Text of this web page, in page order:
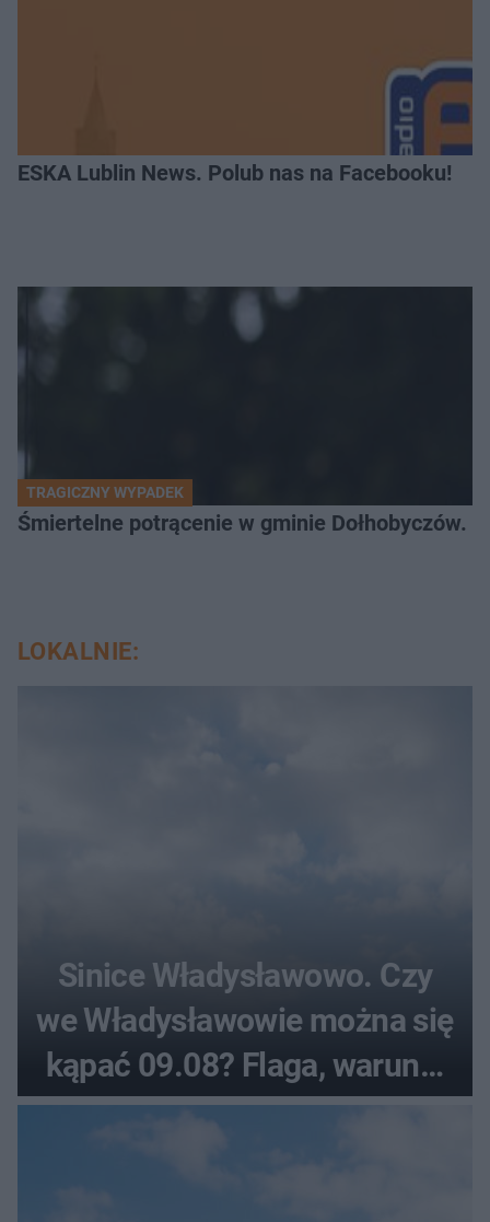
ESKA Lublin News. Polub nas na Facebooku!
TRAGICZNY WYPADEK
Śmiertelne potrącenie w gminie Dołhobyczów.
LOKALNIE:
Sinice Władysławowo. Czy
we Władysławowie można się
kąpać 09.08? Flaga, warunki
pogodowe